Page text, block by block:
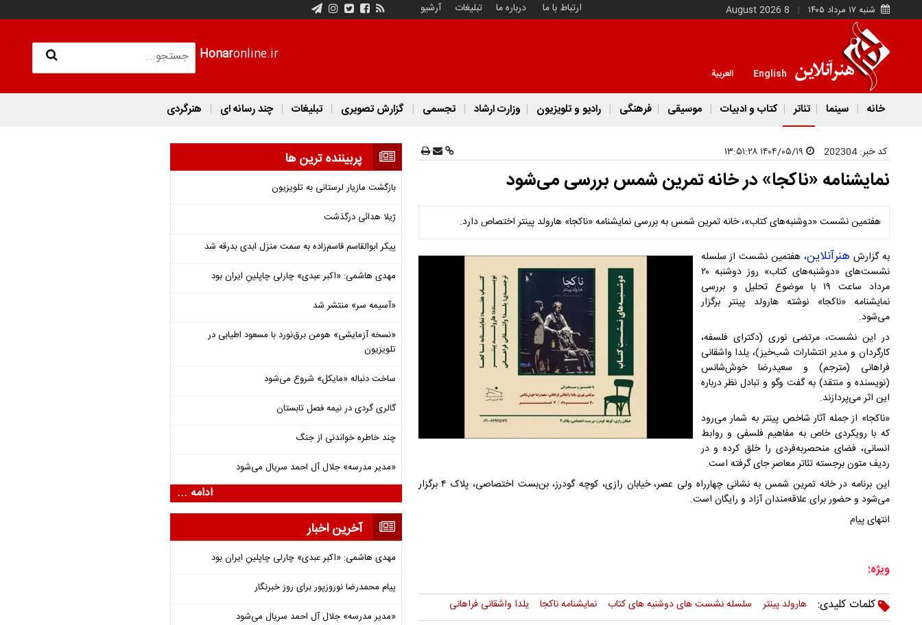
شنبه ۱۷ مرداد ۱۴۰۵ 8 August 2026 ارتباط با ما درباره ما تبلیغات آرشیو
Honaronline.ir
English العربية
خانه سینما تئاتر کتاب و ادبیات موسیقی فرهنگی رادیو و تلویزیون وزارت ارشاد تجسمی گزارش تصویری تبلیغات چند رسانه ای هنرگردی
کد خبر:202304
نمایشنامه «ناکجا» در خانه تمرین شمس بررسی می‌شود
هفتمین نشست «دوشنبه‌های کتاب»، خانه تمرین شمس به بررسی نمایشنامه «ناکجا» هارولد پینتر اختصاص دارد.
به گزارشهنرآنلاین، هفتمین نشست از سلسله
نشست‌های «دوشنبه‌های کتاب» روز دوشنبه ۲۰
مرداد ساعت ۱۹ با موضوع تحلیل و بررسی
نمایشنامه «ناکجا» نوشته هارولد پینتر برگزار
می‌شود.
در این نشست، مرتضی نوری (دکترای فلسفه،
کارگردان و مدیر انتشارات شب‌خیز)، یلدا واشقانی
فراهانی (مترجم) و سعیدرضا خوش‌شانس
(نویسنده و منتقد) به گفت وگو و تبادل نظر درباره
این اثر می‌پردازند.
«ناکجا» از جمله آثار شاخص پینتر به شمار می‌رود
که با رویکردی خاص به مفاهیم فلسفی و روابط
انسانی، فضای منحصربه‌فردی را خلق کرده و در
ردیف متون برجسته تئاتر معاصر جای گرفته است.
این برنامه در خانه تمرین شمس به نشانی چهارراه ولی عصر، خیابان رازی، کوچه گودرز، بن‌بست اختصاصی، پلاک ۴ برگزار
می‌شود و حضور برای علاقه‌مندان آزاد و رایگان است.
انتهای پیام
ویژه:
کلمات کلیدی:
هارولد پینتر سلسله نشست های دوشنبه های کتاب نمایشنامه ناکجا یلدا واشقانی فراهانی
پربیننده ترین ها
بازگشت مازیار لرستانی به تلویزیون
ژیلا هدائی درگذشت
پیکر ابوالقاسم قاسم‌زاده به سمت منزل ابدی بدرقه شد
مهدی هاشمی: «اکبر عبدی» چارلی چاپلینِ ایران بود
«آسیمه سر» منتشر شد
«نسخه آزمایشی» هومن برق‌نورد با مسعود اطیابی در
تلویزیون
ساخت دنباله «مایکل» شروع می‌شود
گالری گردی در نیمه فصل تابستان
چند خاطره خواندنی از جنگ
«مدیر مدرسه» جلال آل احمد سریال می‌شود
ادامه ...
آخرین اخبار
مهدی هاشمی: «اکبر عبدی» چارلی چاپلینِ ایران بود
پیام محمدرضا نوروزپور برای روز خبرنگار
«مدیر مدرسه» جلال آل احمد سریال می‌شود